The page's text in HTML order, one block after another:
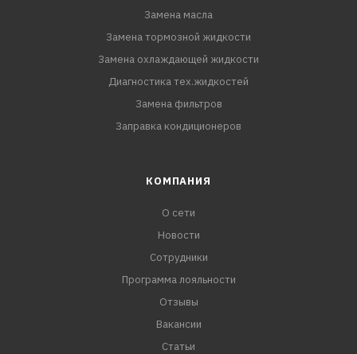
Замена масла
Замена тормозной жидкости
Замена охлаждающей жидкости
Диагностика тех.жидкостей
Замена фильтров
Заправка кондиционеров
КОМПАНИЯ
О сети
Новости
Сотрудники
Программа лояльности
Отзывы
Вакансии
Статьи